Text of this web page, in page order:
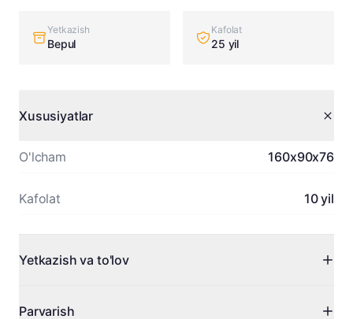
Yetkazish
Bepul
Kafolat
25 yil
Xususiyatlar
O'lcham 160x90x76
Kafolat 10 yil
Yetkazish va to'lov
holda.
Parvarish